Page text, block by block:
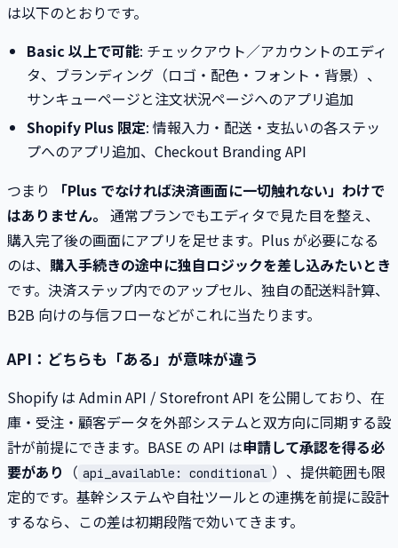
は以下のとおりです。
Basic 以上で可能: チェックアウト／アカウントのエディ
タ、ブランディング（ロゴ・配色・フォント・背景）、
サンキューページと注文状況ページへのアプリ追加
Shopify Plus 限定: 情報入力・配送・支払いの各ステッ
プへのアプリ追加、Checkout Branding API
つまり
「Plus でなければ決済画面に一切触れない」わけで
はありません。 通常プランでもエディタで見た目を整え、
購入完了後の画面にアプリを足せます。Plus が必要になる
のは、 購入手続きの途中に独自ロジックを差し込みたいとき
です。決済ステップ内でのアップセル、独自の配送料計算、
B2B 向けの与信フローなどがこれに当たります。
API：どちらも「ある」が意味が違う
Shopify は Admin API / Storefront API を公開しており、在
庫・受注・顧客データを外部システムと双方向に同期する設
計が前提にできます。BASE の API は申請して承認を得る必
要があり （ api_available: conditional ）、提供範囲も限
定的です。基幹システムや自社ツールとの連携を前提に設計
するなら、この差は初期段階で効いてきます。